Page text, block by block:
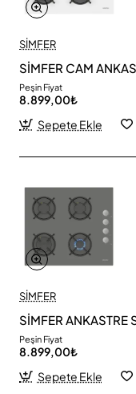
SİMFER
SİMFER CAM
Peşin Fiyat
8.899,00₺
Sepete Ekle
SİMFER
SİMFER
Peşin Fiyat
8.899,00₺
Sepete Ekle